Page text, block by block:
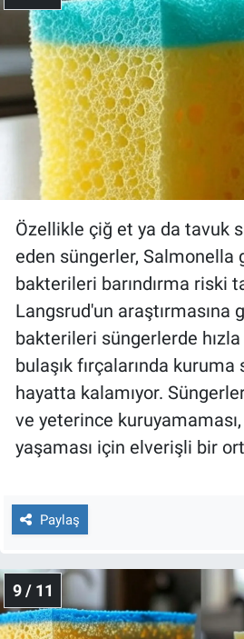
Özellikle çiğ et ya da tavuk
eden süngerler, Salmonella
bakterileri barındırma riski
Langsrud'un araştırmasına
bakterileri süngerlerde hızla
bulaşık fırçalarında
hayatta kalamıyor.
ve yeterince
yaşaması için elverişli bir
Paylaş
9 / 11